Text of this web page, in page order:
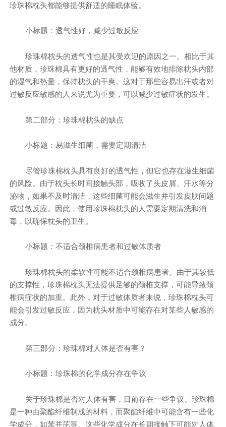
珍珠棉枕头都能够提供舒适的睡眠体验。
小标题：透气性好，减少过敏反应
珍珠棉枕头的透气性也是其受欢迎的原因之一。相比于其
他材质，珍珠棉具有更好的透气性，能够有效地排除枕头内部
的湿气和热量，保持枕头的干爽。这对于那些容易出汗或者对
过敏反应敏感的人来说尤为重要，可以减少过敏症状的发生。
第二部分：珍珠棉枕头的缺点
小标题：易滋生细菌，需要定期清洁
尽管珍珠棉枕头具有良好的透气性，但它也存在滋生细菌
的风险。由于枕头长时间接触头部，吸收了头皮屑、汗水等分
泌物，如果不及时清洁，这些细菌可能会滋生并引发皮肤问题
或过敏反应。因此，使用珍珠棉枕头的人需要定期清洗和消
毒，以确保枕头的卫生。
小标题：不适合颈椎病患者和过敏体质者
珍珠棉枕头的柔软性可能不适合颈椎病患者。由于其较低
的支撑性，珍珠棉枕头无法提供足够的颈椎支撑，可能导致颈
椎病症状的加重。此外，对于过敏体质者来说，珍珠棉枕头可
能会引发过敏反应，因为枕头材质中可能存在对某些人敏感的
成分。
第三部分：珍珠棉对人体是否有害？
小标题：珍珠棉的化学成分存在争议
关于珍珠棉是否对人体有害，目前存在一些争议。珍珠棉
是一种由聚酯纤维制成的材料，而聚酯纤维中可能含有一些化
学成分，如苯并芘等。这些化学成分在长期接触下可能对人体